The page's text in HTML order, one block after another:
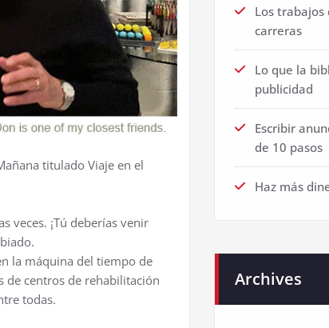
titulado Viaje en el
veces. ¡Tú deberías venir
la máquina del tiempo de
de centros de rehabilitación
todas.
Los
carreras
Lo que la
publicidad
Escribir
de 10 pasos
Haz más
Archives